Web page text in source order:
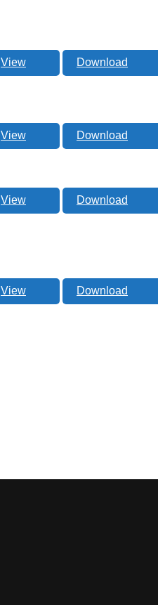
View Download
View Download
View Download
View Download